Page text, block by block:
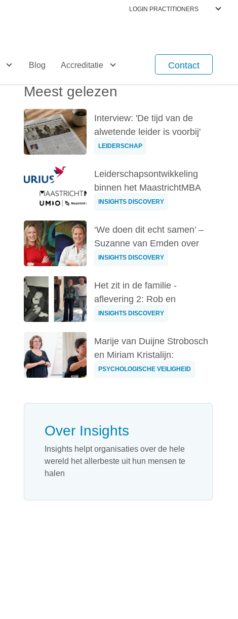
LOGIN PRACTITIONERS
Blog Accreditatie Contact
Meest gelezen
Interview: 'De tijd van de
alwetende leider is voorbij'
LEIDERSCHAP
Leiderschapsontwikkeling
binnen het MaastrichtMBA
INSIGHTS DISCOVERY
‘We doen dit echt samen’ –
Suzanne van Emden over
12,5 jaar ...
INSIGHTS DISCOVERY
Het zit in de familie -
aflevering 2: Rob en
Hanneke van der...
INSIGHTS DISCOVERY
Marije van Duijne Strobosch
en Miriam Kristalijn:
'Psycholog...
PSYCHOLOGISCHE VEILIGHEID
Over Insights
Insights helpt organisaties over de hele
wereld het allerbeste uit hun mensen te
halen